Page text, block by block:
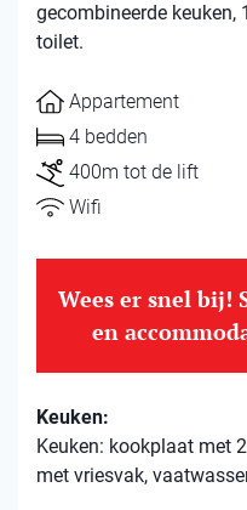
gecombineerde keuken,
toilet.
Appartement
4 bedden
400m tot de lift
Wifi
Wees er snel bij!
en
Keuken:
Keuken: kookplaat met
met vriesvak,